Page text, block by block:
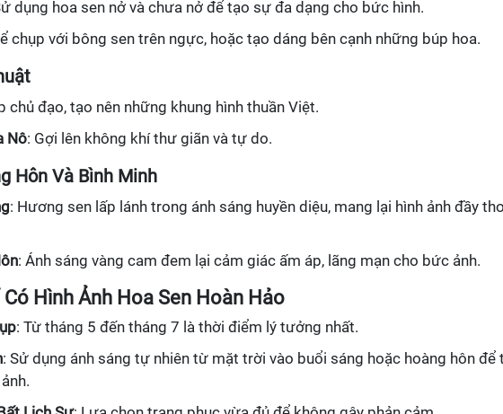
dụng hoa sen nở và chưa nở để tạo sự đa dạng cho bức hình.
chụp với bông sen trên ngực, hoặc tạo dáng bên cạnh những búp hoa.
chủ đạo, tạo nên những khung hình thuần Việt.
Nô: Gợi lên không khí thư giãn và tự do.
Hôn Và Bình Minh
: Hương sen lấp lánh trong ánh sáng huyền diệu, mang lại hình ảnh đầy
: Ánh sáng vàng cam đem lại cảm giác ấm áp, lãng mạn cho bức ảnh.
Hình Ảnh Hoa Sen Hoàn Hảo
: Từ tháng 5 đến tháng 7 là thời điểm lý tưởng nhất.
: Sử dụng ánh sáng tự nhiên từ mặt trời vào buổi sáng hoặc hoàng hôn để